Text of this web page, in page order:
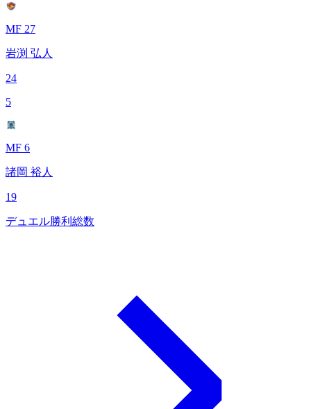
MF 27
岩渕 弘人
24
5
MF 6
諸岡 裕人
19
デュエル勝利総数